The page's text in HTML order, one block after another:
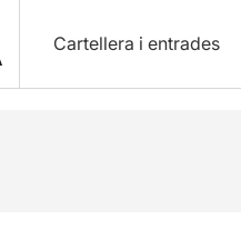
Cartellera i entrades